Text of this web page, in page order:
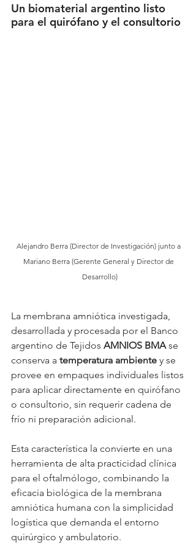
Un biomaterial argentino listo
para el quirófano y el consultorio
Alejandro Berra (Director de Investigación) junto a
Mariano Berra (Gerente General y Director de
Desarrollo)
La membrana amniótica investigada,
desarrollada y procesada por el Banco
argentino de Tejidos AMNIOS BMA se
conserva a temperatura ambiente y se
provee en empaques individuales listos
para aplicar directamente en quirófano
o consultorio, sin requerir cadena de
frío ni preparación adicional.
Esta característica la convierte en una
herramienta de alta practicidad clínica
para el oftalmólogo, combinando la
eficacia biológica de la membrana
amniótica humana con la simplicidad
logística que demanda el entorno
quirúrgico y ambulatorio.